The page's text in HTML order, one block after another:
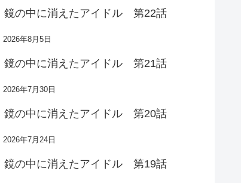
鏡の中に消えたアイドル 第22話
2026年8月5日
鏡の中に消えたアイドル 第21話
2026年7月30日
鏡の中に消えたアイドル 第20話
2026年7月24日
鏡の中に消えたアイドル 第19話